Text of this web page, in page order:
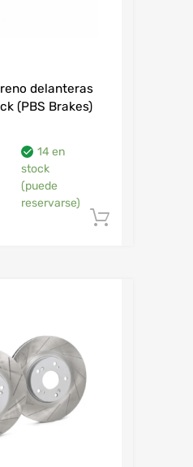
delanteras
(PBS Brakes)
14 en
stock
(puede
reservarse)